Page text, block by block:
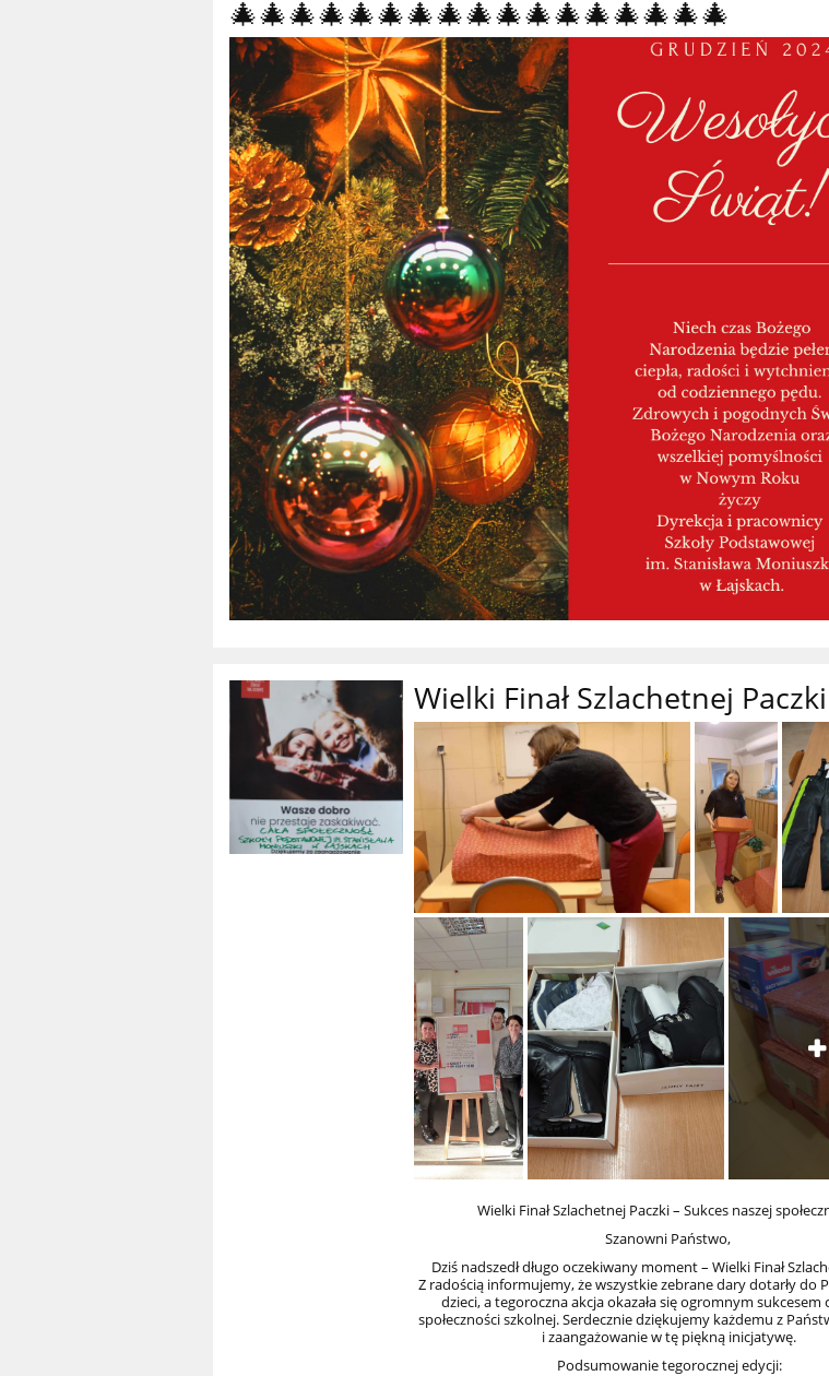
🎄🎄🎄🎄🎄🎄🎄🎄🎄🎄🎄🎄🎄🎄🎄🎄🎄
Wielki Finał Szlachetnej Paczki
Wielki Finał Szlachetnej Paczki – Sukces naszej
Szanowni Państwo,
Dziś nadszedł długo oczekiwany moment – Wielki Finał
Z radością informujemy, że wszystkie zebrane dary dotarły do
dzieci, a tegoroczna akcja okazała się ogromnym sukcesem
społeczności szkolnej. Serdecznie dziękujemy każdemu z
i zaangażowanie w tę piękną inicjatywę.
Podsumowanie tegorocznej edycji: